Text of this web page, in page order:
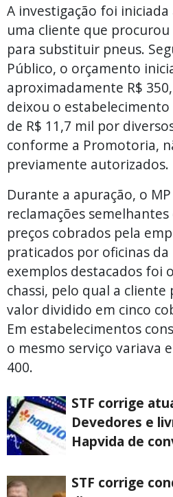
A investigação foi
uma cliente que
para substituir pneus.
Público, o orçamento
aproximadamente R$
deixou o
de R$ 11,7 mil por
conforme a Promotoria,
previamente autorizados.
Durante a apuração, o
reclamações
preços cobrados pela
praticados por oficinas
exemplos destacados foi
chassi, pelo qual a cliente
valor dividido em cinco
Em estabelecimentos
o mesmo serviço variava
400.
STF corrige
Devedores e
Hapvida de
STF corrige